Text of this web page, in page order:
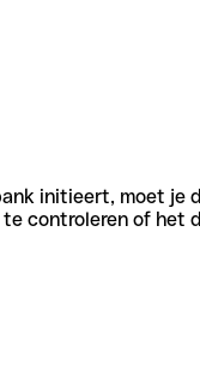
initieert, moet
controleren of het